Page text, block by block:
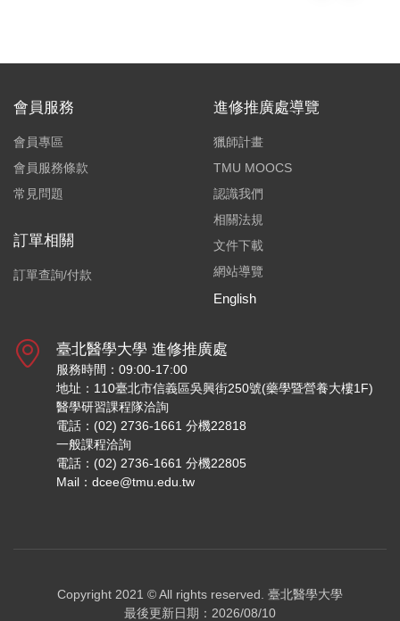
會員服務
會員專區
會員服務條款
常見問題
訂單相關
訂單查詢/付款
進修推廣處導覽
獵師計畫
TMU MOOCS
認識我們
相關法規
文件下載
網站導覽
English
臺北醫學大學 進修推廣處
服務時間：09:00-17:00
地址：110臺北市信義區吳興街250號(藥學暨營養大樓1F)
醫學研習課程隊洽詢
電話：(02) 2736-1661 分機22818
一般課程洽詢
電話：(02) 2736-1661 分機22805
Mail：dcee@tmu.edu.tw
Copyright 2021 © All rights reserved. 臺北醫學大學
最後更新日期：2026/08/10